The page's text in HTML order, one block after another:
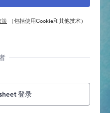
策 （包括使用Cookie和其他技术）
登录